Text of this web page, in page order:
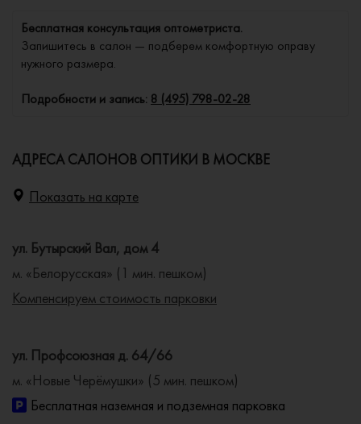
Бесплатная консультация оптометриста.
Запишитесь в салон — подберем комфортную оправу
нужного размера.
Подробности и запись: 8 (495) 798-02-28
АДРЕСА САЛОНОВ ОПТИКИ В МОСКВЕ
Показать на карте
ул. Бутырский Вал, дом 4
м. «Белорусская» (1 мин. пешком)
Компенсируем стоимость парковки
ул. Профсоюзная д. 64/66
м. «Новые Черёмушки» (5 мин. пешком)
Бесплатная наземная и подземная парковка